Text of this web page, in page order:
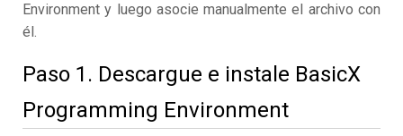
Environment y luego asocie manualmente el archivo con
él.
Paso 1. Descargue e instale BasicX
Programming Environment